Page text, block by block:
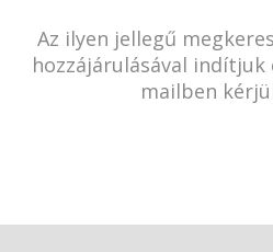
Az ilyen jellegű
hozzájárulásával indítjuk
mailben